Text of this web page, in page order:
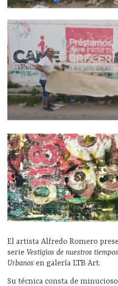
El artista Alfredo Romero
serie Vestigios de nuestros tiempos
Urbanos en galería LTB Art.
Su técnica consta de